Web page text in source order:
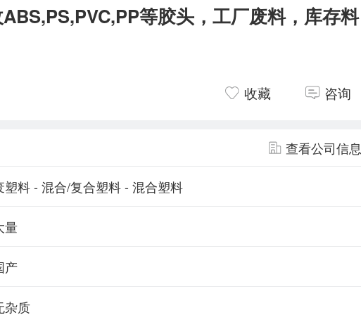
等胶头，工厂废料，库存料
收藏 咨询
查看公司信息
塑料 - 混合/复合塑料 - 混合塑料
量
产
杂质